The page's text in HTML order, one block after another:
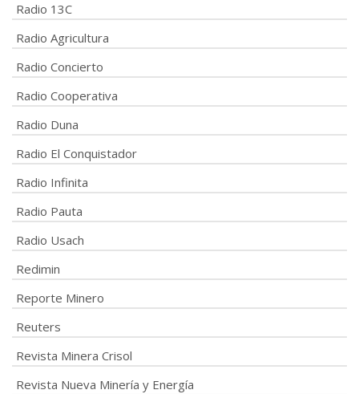
Radio 13C
Radio Agricultura
Radio Concierto
Radio Cooperativa
Radio Duna
Radio El Conquistador
Radio Infinita
Radio Pauta
Radio Usach
Redimin
Reporte Minero
Reuters
Revista Minera Crisol
Revista Nueva Minería y Energía